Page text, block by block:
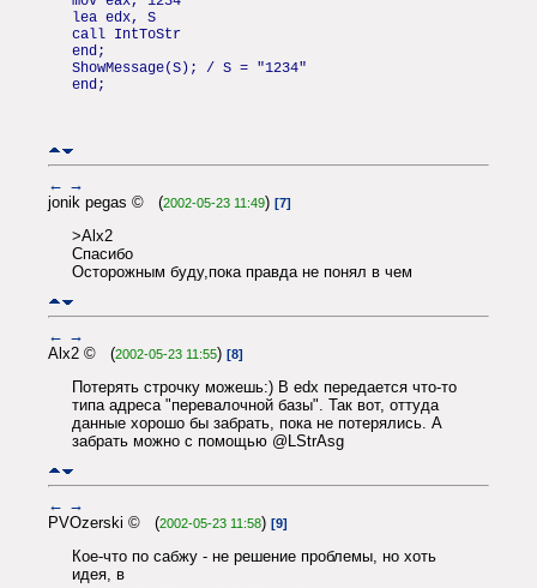
lea edx, S
call IntToStr
end;
ShowMessage(S); / S = "1234"
end;
← →
jonik pegas © (2002-05-23 11:49) [7]
>Alx2
Спасибо
Осторожным буду,пока правда не понял в чем
← →
Alx2 © (2002-05-23 11:55) [8]
Потерять строчку можешь:) В edx передается что-то
типа адреса "перевалочной базы". Так вот, оттуда
данные хорошо бы забрать, пока не потерялись. А
забрать можно с помощью @LStrAsg
← →
PVOzerski © (2002-05-23 11:58) [9]
Кое-что по сабжу - не решение проблемы, но хоть
идея, в